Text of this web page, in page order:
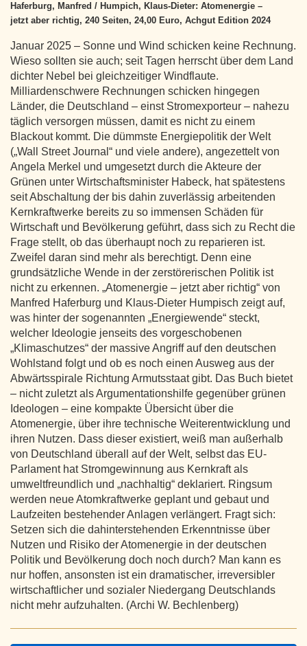
Haferburg, Manfred / Humpich, Klaus-Dieter: Atomenergie –
jetzt aber richtig, 240 Seiten, 24,00 Euro, Achgut Edition 2024
Januar 2025 – Sonne und Wind schicken keine Rechnung.
Wieso sollten sie auch; seit Tagen herrscht über dem Land
dichter Nebel bei gleichzeitiger Windflaute.
Milliardenschwere Rechnungen schicken hingegen
Länder, die Deutschland – einst Stromexporteur – nahezu
täglich versorgen müssen, damit es nicht zu einem
Blackout kommt. Die dümmste Energiepolitik der Welt
(„Wall Street Journal“ und viele andere), angezettelt von
Angela Merkel und umgesetzt durch die Akteure der
Grünen unter Wirtschaftsminister Habeck, hat spätestens
seit Abschaltung der bis dahin zuverlässig arbeitenden
Kernkraftwerke bereits zu so immensen Schäden für
Wirtschaft und Bevölkerung geführt, dass sich zu Recht die
Frage stellt, ob das überhaupt noch zu reparieren ist.
Zweifel daran sind mehr als berechtigt. Denn eine
grundsätzliche Wende in der zerstörerischen Politik ist
nicht zu erkennen. „Atomenergie – jetzt aber richtig“ von
Manfred Haferburg und Klaus-Dieter Humpisch zeigt auf,
was hinter der sogenannten „Energiewende“ steckt,
welcher Ideologie jenseits des vorgeschobenen
„Klimaschutzes“ der massive Angriff auf den deutschen
Wohlstand folgt und ob es noch einen Ausweg aus der
Abwärtsspirale Richtung Armutsstaat gibt. Das Buch bietet
– nicht zuletzt als Argumentationshilfe gegenüber grünen
Ideologen – eine kompakte Übersicht über die
Atomenergie, über ihre technische Weiterentwicklung und
ihren Nutzen. Dass dieser existiert, weiß man außerhalb
von Deutschland überall auf der Welt, selbst das EU-
Parlament hat Stromgewinnung aus Kernkraft als
umweltfreundlich und „nachhaltig“ deklariert. Ringsum
werden neue Atomkraftwerke geplant und gebaut und
Laufzeiten bestehender Anlagen verlängert. Fragt sich:
Setzen sich die dahinterstehenden Erkenntnisse über
Nutzen und Risiko der Atomenergie in der deutschen
Politik und Bevölkerung doch noch durch? Man kann es
nur hoffen, ansonsten ist ein dramatischer, irreversibler
wirtschaftlicher und sozialer Niedergang Deutschlands
nicht mehr aufzuhalten. (Archi W. Bechlenberg)